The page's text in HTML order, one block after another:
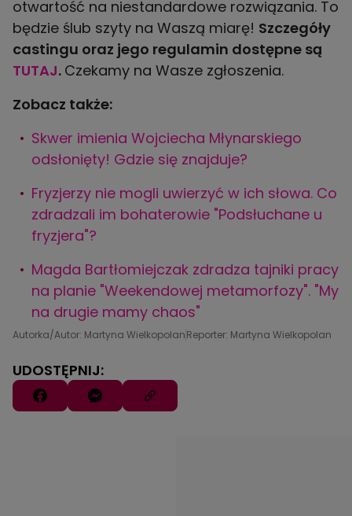
otwartość na niestandardowe rozwiązania. To
będzie ślub szyty na Waszą miarę! Szczegóły
castingu oraz jego regulamin dostępne są
TUTAJ. Czekamy na Wasze zgłoszenia.
Zobacz także:
Skwer imienia Wojciecha Młynarskiego
odsłonięty! Gdzie się znajduje?
Fryzjerzy nie mogli uwierzyć w ich słowa. Co
zdradzali im bohaterowie "Podsłuchane u
fryzjera"?
Magda Bartłomiejczak zdradza tajniki pracy
na planie "Weekendowej metamorfozy". "My
na drugie mamy chaos"
Autorka/Autor: Martyna WielkopolanReporter: Martyna Wielkopolan
UDOSTĘPNIJ: